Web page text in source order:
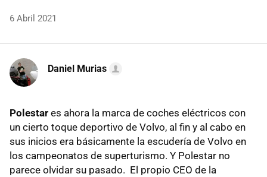
6 Abril 2021
Daniel Murias
Polestar es ahora la marca de coches eléctricos con
un cierto toque deportivo de Volvo, al fin y al cabo en
sus inicios era básicamente la escudería de Volvo en
los campeonatos de superturismo. Y Polestar no
parece olvidar su pasado. El propio CEO de la